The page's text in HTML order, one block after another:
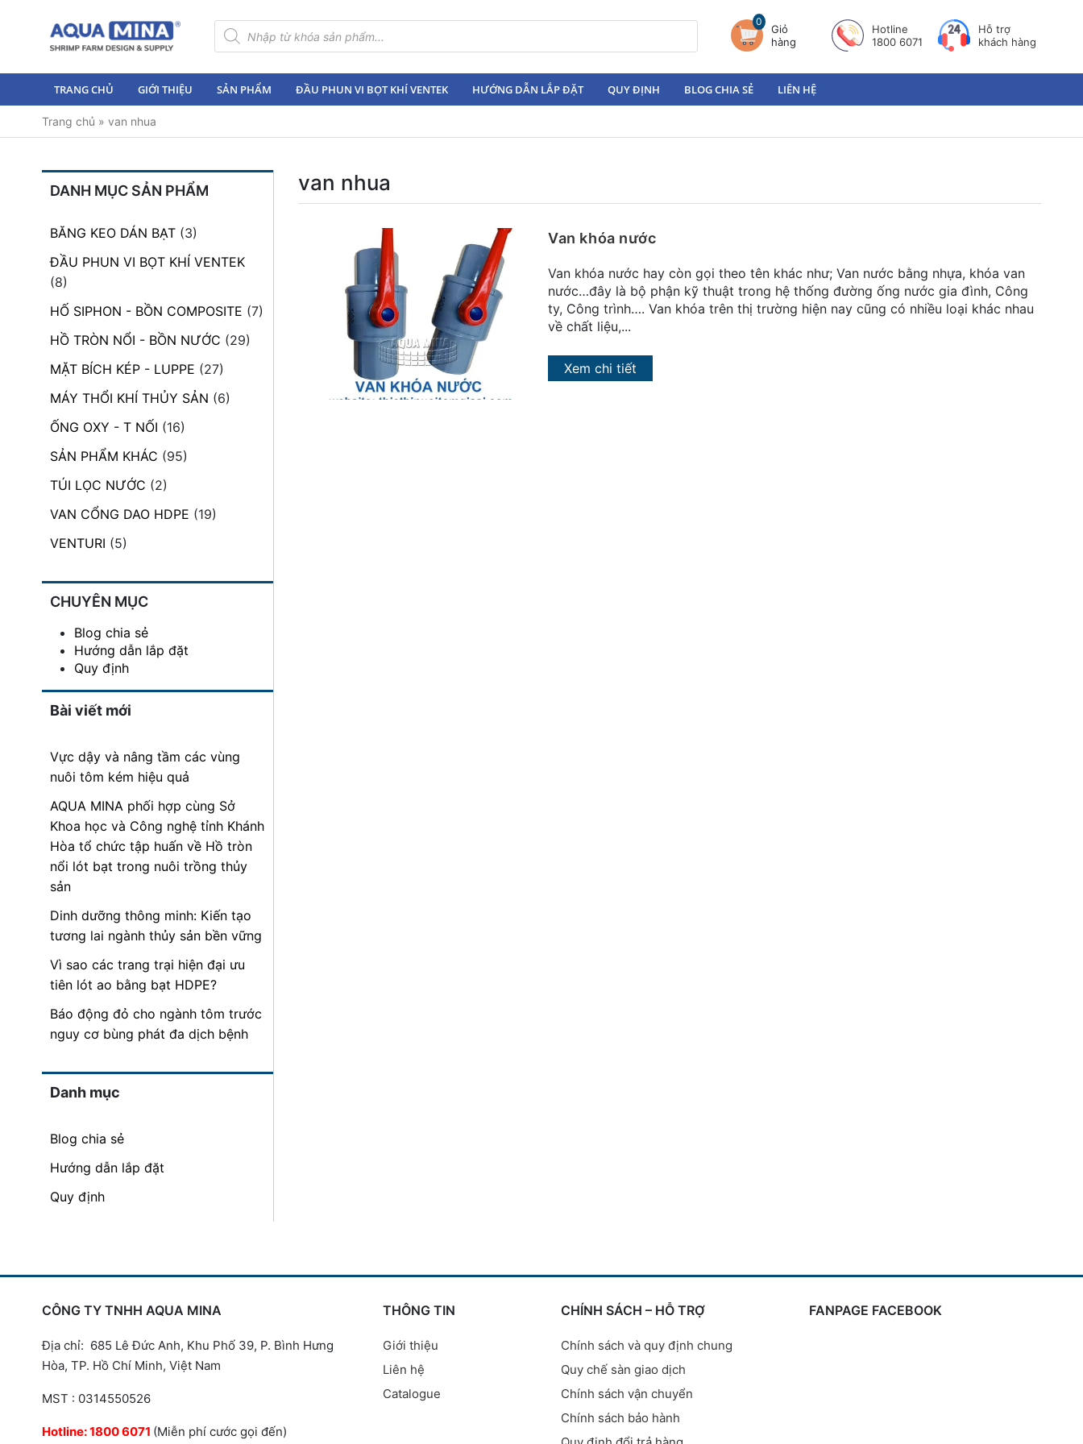
Tìm
kiếm
sản
0
Giỏ
hàng
Hotline
1800 6071
Hỗ trợ
khách hàng
TRANG CHỦ GIỚI THIỆU SẢN PHẨM ĐẦU PHUN VI BỌT KHÍ VENTEK HƯỚNG DẪN LẮP ĐẶT QUY ĐỊNH BLOG CHIA SẺ LIÊN HỆ
Trang chủ » van nhua
DANH MỤC SẢN PHẨM
BĂNG KEO DÁN BẠT (3)
ĐẦU PHUN VI BỌT KHÍ VENTEK
(8)
HỐ SIPHON - BỒN COMPOSITE (7)
HỒ TRÒN NỔI - BỒN NƯỚC (29)
MẶT BÍCH KÉP - LUPPE (27)
MÁY THỔI KHÍ THỦY SẢN (6)
ỐNG OXY - T NỐI (16)
SẢN PHẨM KHÁC (95)
TÚI LỌC NƯỚC (2)
VAN CỔNG DAO HDPE (19)
VENTURI (5)
CHUYÊN MỤC
Blog chia sẻ
Hướng dẫn lắp đặt
Quy định
Bài viết mới
Vực dậy và nâng tầm các vùng
nuôi tôm kém hiệu quả
AQUA MINA phối hợp cùng Sở
Khoa học và Công nghệ tỉnh Khánh
Hòa tổ chức tập huấn về Hồ tròn
nổi lót bạt trong nuôi trồng thủy
sản
Dinh dưỡng thông minh: Kiến tạo
tương lai ngành thủy sản bền vững
Vì sao các trang trại hiện đại ưu
tiên lót ao bằng bạt HDPE?
Báo động đỏ cho ngành tôm trước
nguy cơ bùng phát đa dịch bệnh
Danh mục
Blog chia sẻ
Hướng dẫn lắp đặt
Quy định
van nhua
Van khóa nước
Van khóa nước hay còn gọi theo tên khác như; Van nước bằng nhựa, khóa van
nước…đây là bộ phận kỹ thuật trong hệ thống đường ống nước gia đình, Công
ty, Công trình…. Van khóa trên thị trường hiện nay cũng có nhiều loại khác nhau
về chất liệu,...
Xem chi tiết
CÔNG TY TNHH AQUA MINA
Địa chỉ: 685 Lê Đức Anh, Khu Phố 39, P. Bình Hưng
Hòa, TP. Hồ Chí Minh, Việt Nam
MST : 0314550526
Hotline:1800 6071 (Miễn phí cước gọi đến)
THÔNG TIN
Giới thiệu
Liên hệ
Catalogue
CHÍNH SÁCH – HỖ TRỢ
Chính sách và quy định chung
Quy chế sàn giao dịch
Chính sách vận chuyển
Chính sách bảo hành
FANPAGE FACEBOOK